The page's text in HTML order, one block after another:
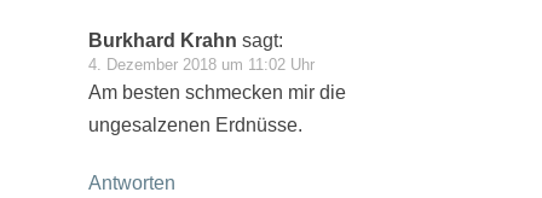
Burkhard Krahn sagt:
4. Dezember 2018 um 11:02 Uhr
Am besten schmecken mir die
ungesalzenen Erdnüsse.
Antworten